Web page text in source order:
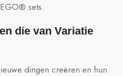
sets.
die van Variatie
dingen creëren en hun